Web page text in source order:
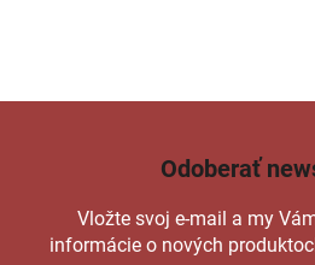
i
p
r
Odoberať
Vložte svoj e-mail a my
informácie o nových